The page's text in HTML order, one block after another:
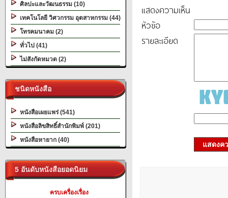
ศิลปะและวัฒนธรรม (10)
เทคโนโลยี วิศวกรรม อุตสาหกรรม (44)
โทรคมนาคม (2)
ทั่วไป (41)
ไม่สังกัดหมวด (2)
ชนิดหนังสือ
หนังสือเผยแพร่ (541)
หนังสือลิขสิทธิ์สำนักพิมพ์ (201)
หนังสือหายาก (40)
5 อันดับหนังสือยอดนิยม
ครบเครื่องเรื่อง
แสดงความเห็น
หัวข้อ
รายละเอียด
แสดงค